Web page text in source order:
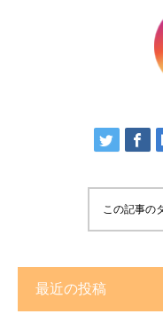
この記事の
最近の投稿